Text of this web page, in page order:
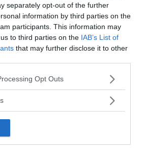
separately opt-out of the further
information by third parties on the
participants. This information may
to third parties on the IAB’s List of
that may further disclose it to other
app uses one or more Google
or usage behaviour. You may click to
specified purposes in below Google
Opt Outs